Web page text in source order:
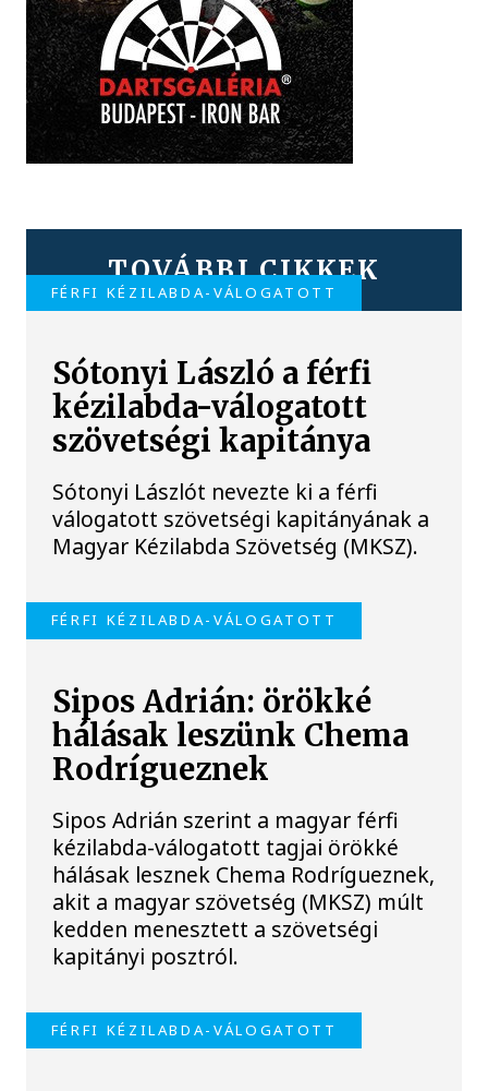
TOVÁBBI CIKKEK
FÉRFI KÉZILABDA-VÁLOGATOTT
Sótonyi László a férfi
kézilabda-válogatott
szövetségi kapitánya
Sótonyi Lászlót nevezte ki a férfi
válogatott szövetségi kapitányának a
Magyar Kézilabda Szövetség (MKSZ).
FÉRFI KÉZILABDA-VÁLOGATOTT
Sipos Adrián: örökké
hálásak leszünk Chema
Rodrígueznek
Sipos Adrián szerint a magyar férfi
kézilabda-válogatott tagjai örökké
hálásak lesznek Chema Rodrígueznek,
akit a magyar szövetség (MKSZ) múlt
kedden menesztett a szövetségi
kapitányi posztról.
FÉRFI KÉZILABDA-VÁLOGATOTT